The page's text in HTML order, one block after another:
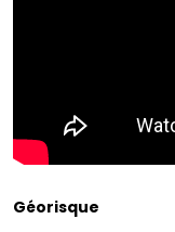
Géorisque